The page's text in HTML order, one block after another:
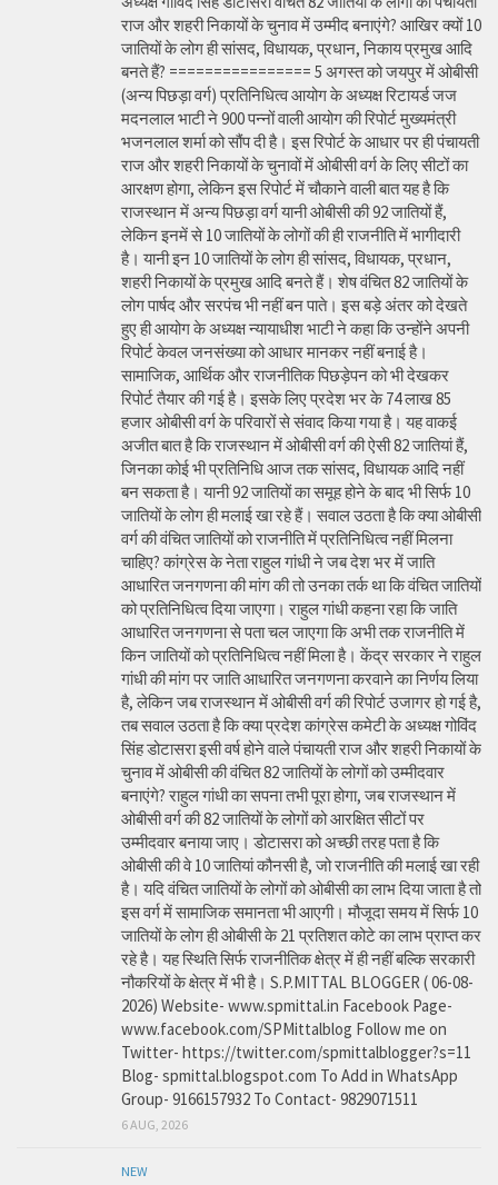
राज और शहरी निकायों के चुनाव में उम्मीद बनाएंगे? आखिर क्यों 10
जातियों के लोग ही सांसद, विधायक, प्रधान, निकाय प्रमुख आदि
बनते हैं? ================ 5 अगस्त को जयपुर में ओबीसी
(अन्य पिछड़ा वर्ग) प्रतिनिधित्व आयोग के अध्यक्ष रिटायर्ड जज
मदनलाल भाटी ने 900 पन्नों वाली आयोग की रिपोर्ट मुख्यमंत्री
भजनलाल शर्मा को सौंप दी है। इस रिपोर्ट के आधार पर ही पंचायती
राज और शहरी निकायों के चुनावों में ओबीसी वर्ग के लिए सीटों का
आरक्षण होगा, लेकिन इस रिपोर्ट में चौकाने वाली बात यह है कि
राजस्थान में अन्य पिछड़ा वर्ग यानी ओबीसी की 92 जातियों हैं,
लेकिन इनमें से 10 जातियों के लोगों की ही राजनीति में भागीदारी
है। यानी इन 10 जातियों के लोग ही सांसद, विधायक, प्रधान,
शहरी निकायों के प्रमुख आदि बनते हैं। शेष वंचित 82 जातियों के
लोग पार्षद और सरपंच भी नहीं बन पाते। इस बड़े अंतर को देखते
हुए ही आयोग के अध्यक्ष न्यायाधीश भाटी ने कहा कि उन्होंने अपनी
रिपोर्ट केवल जनसंख्या को आधार मानकर नहीं बनाई है।
सामाजिक, आर्थिक और राजनीतिक पिछड़ेपन को भी देखकर
रिपोर्ट तैयार की गई है। इसके लिए प्रदेश भर के 74 लाख 85
हजार ओबीसी वर्ग के परिवारों से संवाद किया गया है। यह वाकई
अजीत बात है कि राजस्थान में ओबीसी वर्ग की ऐसी 82 जातियां हैं,
जिनका कोई भी प्रतिनिधि आज तक सांसद, विधायक आदि नहीं
बन सकता है। यानी 92 जातियों का समूह होने के बाद भी सिर्फ 10
जातियों के लोग ही मलाई खा रहे हैं। सवाल उठता है कि क्या ओबीसी
वर्ग की वंचित जातियों को राजनीति में प्रतिनिधित्व नहीं मिलना
चाहिए? कांग्रेस के नेता राहुल गांधी ने जब देश भर में जाति
आधारित जनगणना की मांग की तो उनका तर्क था कि वंचित जातियों
को प्रतिनिधित्व दिया जाएगा। राहुल गांधी कहना रहा कि जाति
आधारित जनगणना से पता चल जाएगा कि अभी तक राजनीति में
किन जातियों को प्रतिनिधित्व नहीं मिला है। केंद्र सरकार ने राहुल
गांधी की मांग पर जाति आधारित जनगणना करवाने का निर्णय लिया
है, लेकिन जब राजस्थान में ओबीसी वर्ग की रिपोर्ट उजागर हो गई है,
तब सवाल उठता है कि क्या प्रदेश कांग्रेस कमेटी के अध्यक्ष गोविंद
सिंह डोटासरा इसी वर्ष होने वाले पंचायती राज और शहरी निकायों के
चुनाव में ओबीसी की वंचित 82 जातियों के लोगों को उम्मीदवार
बनाएंगे? राहुल गांधी का सपना तभी पूरा होगा, जब राजस्थान में
ओबीसी वर्ग की 82 जातियों के लोगों को आरक्षित सीटों पर
उम्मीदवार बनाया जाए। डोटासरा को अच्छी तरह पता है कि
ओबीसी की वे 10 जातियां कौनसी है, जो राजनीति की मलाई खा रही
है। यदि वंचित जातियों के लोगों को ओबीसी का लाभ दिया जाता है तो
इस वर्ग में सामाजिक समानता भी आएगी। मौजूदा समय में सिर्फ 10
जातियों के लोग ही ओबीसी के 21 प्रतिशत कोटे का लाभ प्राप्त कर
रहे है। यह स्थिति सिर्फ राजनीतिक क्षेत्र में ही नहीं बल्कि सरकारी
नौकरियों के क्षेत्र में भी है। S.P.MITTAL BLOGGER ( 06-08-
2026) Website- www.spmittal.in Facebook Page-
www.facebook.com/SPMittalblog Follow me on
Twitter- https://twitter.com/spmittalblogger?s=11
Blog- spmittal.blogspot.com To Add in WhatsApp
Group- 9166157932 To Contact- 9829071511
6 AUG, 2026
NEW